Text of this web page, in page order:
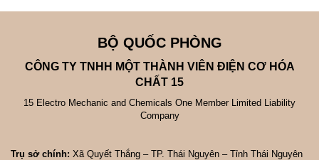
BỘ QUỐC PHÒNG
CÔNG TY TNHH MỘT THÀNH VIÊN ĐIỆN CƠ HÓA
CHẤT 15
15 Electro Mechanic and Chemicals One Member Limited Liability
Company
Trụ sở chính: Xã Quyết Thắng – TP. Thái Nguyên – Tỉnh Thái Nguyên